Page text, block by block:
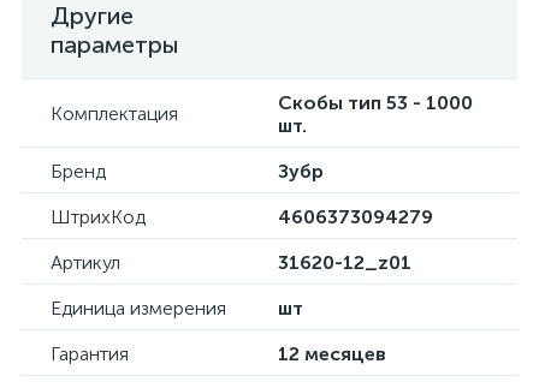
Другие
параметры
Комплектация
Скобы тип 53 - 1000
шт.
Бренд
Зубр
ШтрихКод
4606373094279
Артикул
31620-12_z01
Единица измерения
шт
Гарантия
12 месяцев